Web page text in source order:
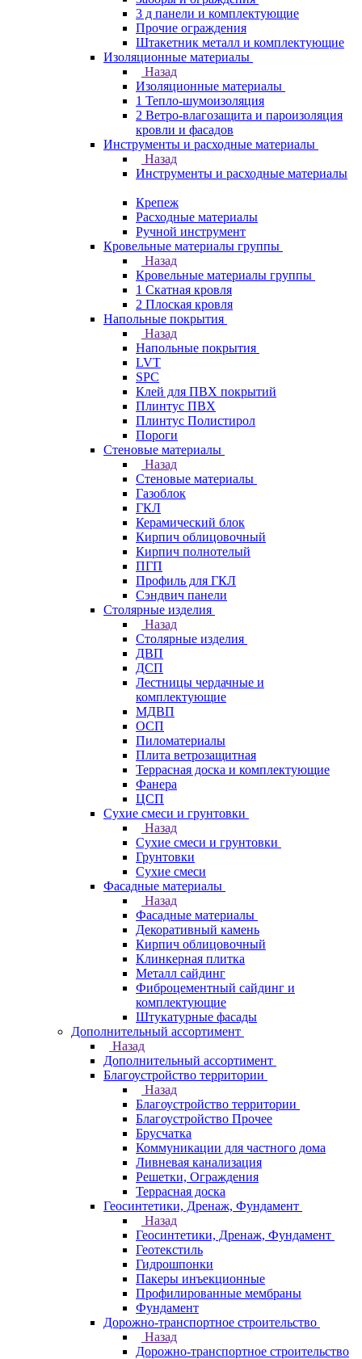
3 д панели и комплектующие
Прочие ограждения
Штакетник металл и комплектующие
Изоляционные материалы
Назад
Изоляционные материалы
1 Тепло-шумоизоляция
2 Ветро-влагозащита и пароизоляция
кровли и фасадов
Инструменты и расходные материалы
Назад
Инструменты и расходные материалы
Крепеж
Расходные материалы
Ручной инструмент
Кровельные материалы группы
Назад
Кровельные материалы группы
1 Скатная кровля
2 Плоская кровля
Напольные покрытия
Назад
Напольные покрытия
LVT
SPC
Клей для ПВХ покрытий
Плинтус ПВХ
Плинтус Полистирол
Пороги
Стеновые материалы
Назад
Стеновые материалы
Газоблок
ГКЛ
Керамический блок
Кирпич облицовочный
Кирпич полнотелый
ПГП
Профиль для ГКЛ
Сэндвич панели
Столярные изделия
Назад
Столярные изделия
ДВП
ДСП
Лестницы чердачные и
комплектующие
МДВП
ОСП
Пиломатериалы
Плита ветрозащитная
Террасная доска и комплектующие
Фанера
ЦСП
Сухие смеси и грунтовки
Назад
Сухие смеси и грунтовки
Грунтовки
Сухие смеси
Фасадные материалы
Назад
Фасадные материалы
Декоративный камень
Кирпич облицовочный
Клинкерная плитка
Металл сайдинг
Фиброцементный сайдинг и
комплектующие
Штукатурные фасады
Дополнительный ассортимент
Назад
Дополнительный ассортимент
Благоустройство территории
Назад
Благоустройство территории
Благоустройство Прочее
Брусчатка
Коммуникации для частного дома
Ливневая канализация
Решетки, Ограждения
Террасная доска
Геосинтетики, Дренаж, Фундамент
Назад
Геосинтетики, Дренаж, Фундамент
Геотекстиль
Гидрошпонки
Пакеры инъекционные
Профилированные мембраны
Фундамент
Дорожно-транспортное строительство
Назад
Дорожно-транспортное строительство